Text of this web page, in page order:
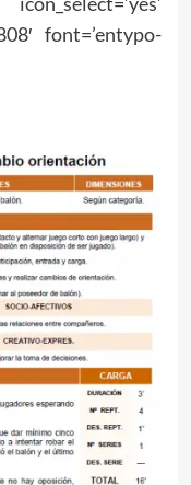
font=’entypo-